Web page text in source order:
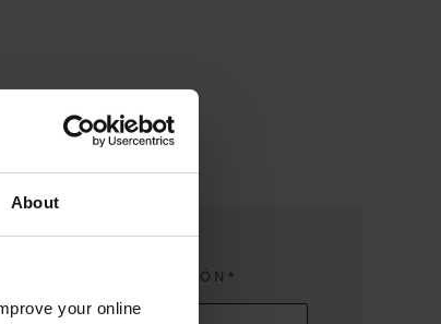
About
your online
SELECCIONE REGIÓN